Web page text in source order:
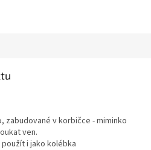
zabudované v korbičce - miminko
ven.
i jako kolébka